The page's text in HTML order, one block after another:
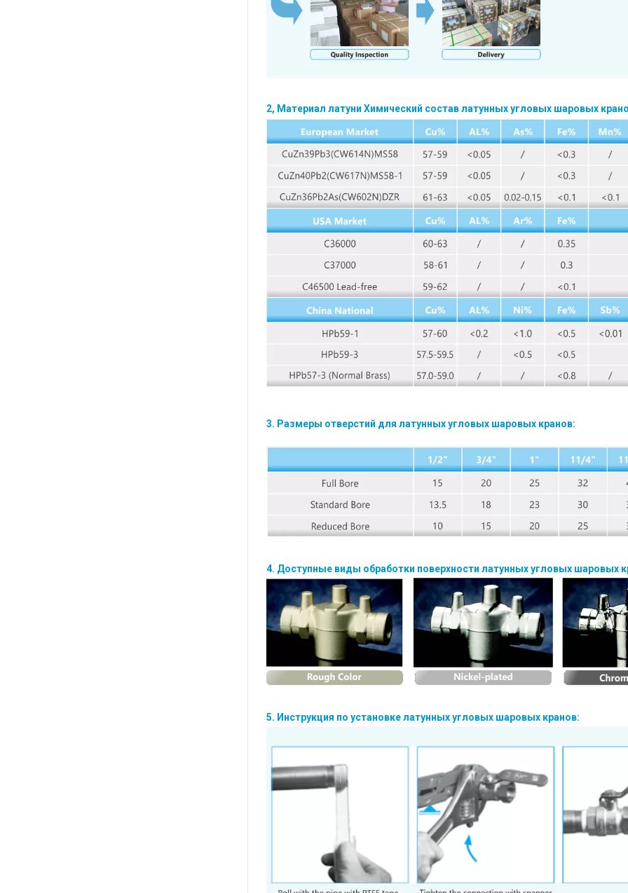
2, Материал латуниХимический состав латунных угловых шаровых
3. Размеры отверстий для латунных угловых шаровых кранов:
4. Доступные виды обработки поверхности латунных угловых шаровых
5. Инструкция по установке латунных угловых шаровых кранов: